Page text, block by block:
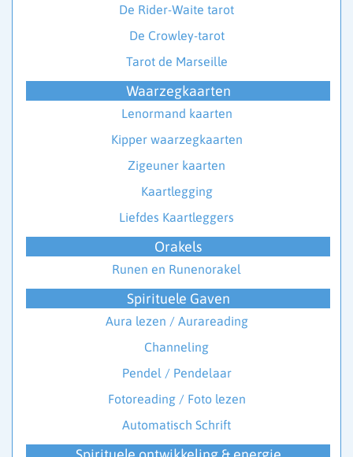
De Rider-Waite tarot
De Crowley-tarot
Tarot de Marseille
Waarzegkaarten
Lenormand kaarten
Kipper waarzegkaarten
Zigeuner kaarten
Kaartlegging
Liefdes Kaartleggers
Orakels
Runen en Runenorakel
Spirituele Gaven
Aura lezen / Aurareading
Channeling
Pendel / Pendelaar
Fotoreading / Foto lezen
Automatisch Schrift